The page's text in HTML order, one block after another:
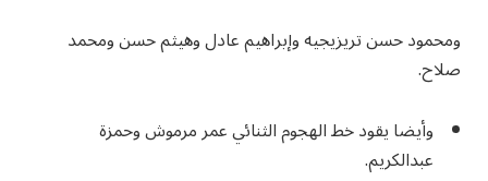
ومحمود حسن تريزيجيه وإبراهيم عادل وهيثم حسن ومحمد
صلاح.
وأيضا يقود خط الهجوم الثنائي عمر مرموش وحمزة
عبدالكريم.